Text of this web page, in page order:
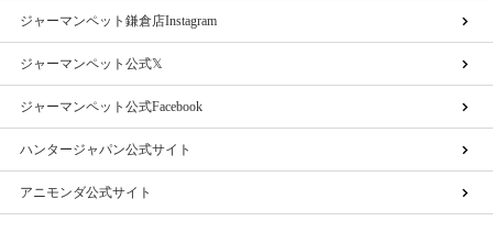
ジャーマンペット鎌倉店Instagram
ジャーマンペット公式𝕏
ジャーマンペット公式Facebook
ハンタージャパン公式サイト
アニモンダ公式サイト